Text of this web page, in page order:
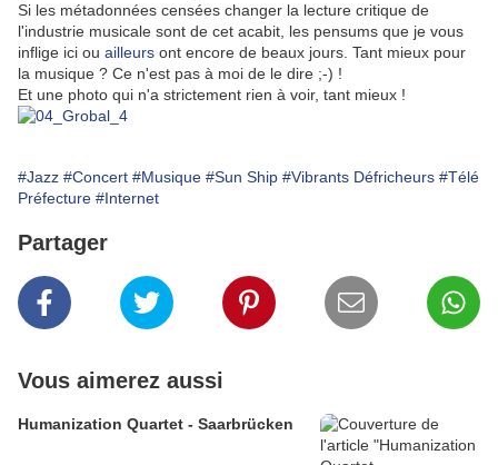
Si les métadonnées censées changer la lecture critique de
l'industrie musicale sont de cet acabit, les pensums que je vous
inflige ici ou ailleurs ont encore de beaux jours. Tant mieux pour
la musique ? Ce n'est pas à moi de le dire ;-) !
Et une photo qui n'a strictement rien à voir, tant mieux !
#Jazz #Concert #Musique #Sun Ship #Vibrants Défricheurs #Télé
Préfecture #Internet
Partager
Vous aimerez aussi
Humanization Quartet - Saarbrücken